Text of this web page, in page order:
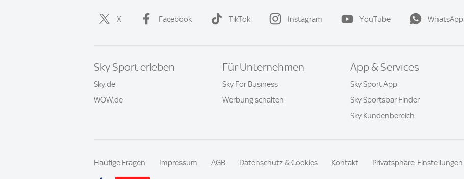
X Facebook TikTok Instagram YouTube WhatsApp
Sky Sport erleben
Sky.de
WOW.de
Für Unternehmen
Sky For Business
Werbung schalten
App & Services
Sky Sport App
Sky Sportsbar Finder
Sky Kundenbereich
Häufige Fragen Impressum AGB Datenschutz & Cookies Kontakt Privatsphäre-Einstellungen